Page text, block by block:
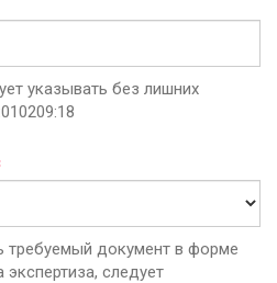
указывать без лишних
требуемый документ в форме
следует